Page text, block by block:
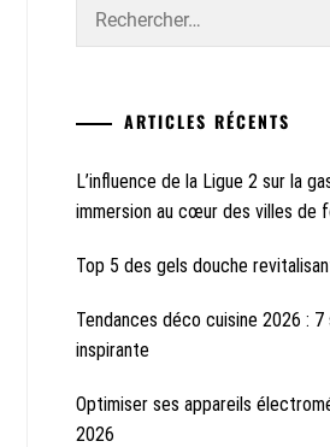
ARTICLES RÉCENTS
L’influence de la Ligue 2 sur la
immersion au cœur des villes de
Top 5 des gels douche
Tendances déco cuisine 2026 :
inspirante
Optimiser ses appareils
2026